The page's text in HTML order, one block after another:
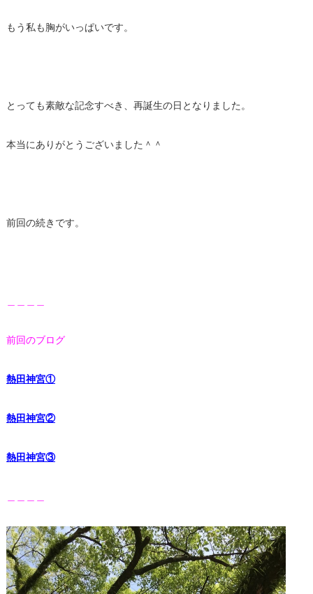
もう私も胸がいっぱいです。
とっても素敵な記念すべき、再誕生の日となりました。
本当にありがとうございました＾＾
前回の続きです。
前回のブログ
熱田神宮①
熱田神宮②
熱田神宮③